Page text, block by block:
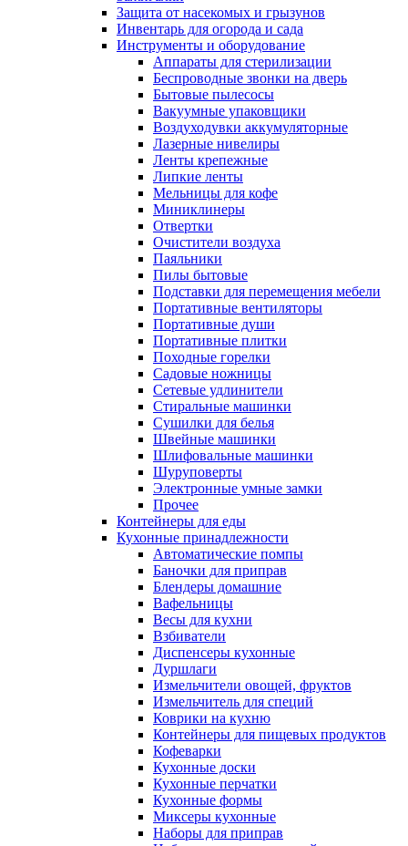
Защита от насекомых и грызунов
Инвентарь для огорода и сада
Инструменты и оборудование
Аппараты для стерилизации
Беспроводные звонки на дверь
Бытовые пылесосы
Вакуумные упаковщики
Воздуходувки аккумуляторные
Лазерные нивелиры
Ленты крепежные
Липкие ленты
Мельницы для кофе
Миниклинеры
Отвертки
Очистители воздуха
Паяльники
Пилы бытовые
Подставки для перемещения мебели
Портативные вентиляторы
Портативные души
Портативные плитки
Походные горелки
Садовые ножницы
Сетевые удлинители
Стиральные машинки
Сушилки для белья
Швейные машинки
Шлифовальные машинки
Шуруповерты
Электронные умные замки
Прочее
Контейнеры для еды
Кухонные принадлежности
Автоматические помпы
Баночки для приправ
Блендеры домашние
Вафельницы
Весы для кухни
Взбиватели
Диспенсеры кухонные
Дуршлаги
Измельчители овощей, фруктов
Измельчитель для специй
Коврики на кухню
Контейнеры для пищевых продуктов
Кофеварки
Кухонные доски
Кухонные перчатки
Кухонные формы
Миксеры кухонные
Наборы для приправ